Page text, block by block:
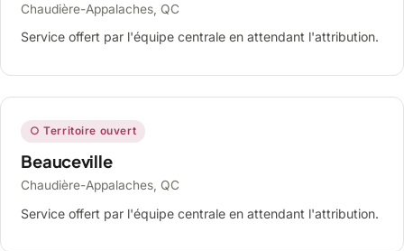
Chaudière-Appalaches, QC
Service offert par l'équipe centrale en attendant l'attribution.
○ Territoire ouvert
Beauceville
Chaudière-Appalaches, QC
Service offert par l'équipe centrale en attendant l'attribution.